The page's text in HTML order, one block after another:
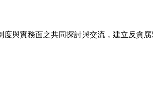
與實務面之共同探討與交流，建立反貪